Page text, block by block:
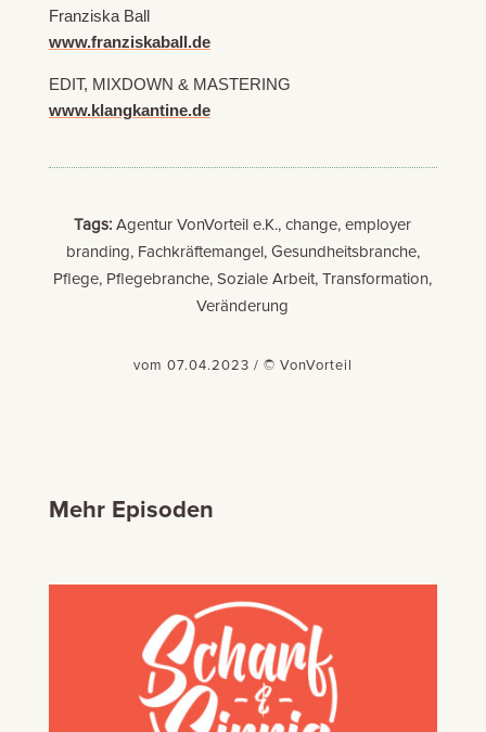
Franziska Ball
www.franziskaball.de
EDIT, MIXDOWN & MASTERING
www.klangkantine.de
Tags: Agentur VonVorteil e.K., change, employer
branding, Fachkräftemangel, Gesundheitsbranche,
Pflege, Pflegebranche, Soziale Arbeit, Transformation,
Veränderung
vom 07.04.2023 / © VonVorteil
Mehr Episoden